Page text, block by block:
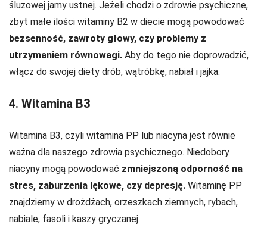
śluzowej jamy ustnej. Jeżeli chodzi o zdrowie psychiczne,
zbyt małe ilości witaminy B2 w diecie mogą powodować
bezsenność, zawroty głowy, czy problemy z
utrzymaniem równowagi. Aby do tego nie doprowadzić,
włącz do swojej diety drób, wątróbkę, nabiał i jajka.
4. Witamina B3
Witamina B3, czyli witamina PP lub niacyna jest równie
ważna dla naszego zdrowia psychicznego. Niedobory
niacyny mogą powodować zmniejszoną odporność na
stres, zaburzenia lękowe, czy depresję. Witaminę PP
znajdziemy w drożdżach, orzeszkach ziemnych, rybach,
nabiale, fasoli i kaszy gryczanej.